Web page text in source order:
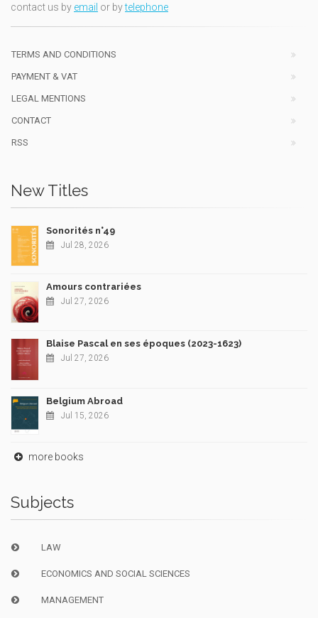
contact us by email or bytelephone
TERMS AND CONDITIONS
PAYMENT & VAT
LEGAL MENTIONS
CONTACT
RSS
New Titles
Sonorités n°49
Jul 28, 2026
Amours contrariées
Jul 27, 2026
Blaise Pascal en ses époques (2023-1623)
Jul 27, 2026
Belgium Abroad
Jul 15, 2026
more books
Subjects
LAW
ECONOMICS AND SOCIAL SCIENCES
MANAGEMENT